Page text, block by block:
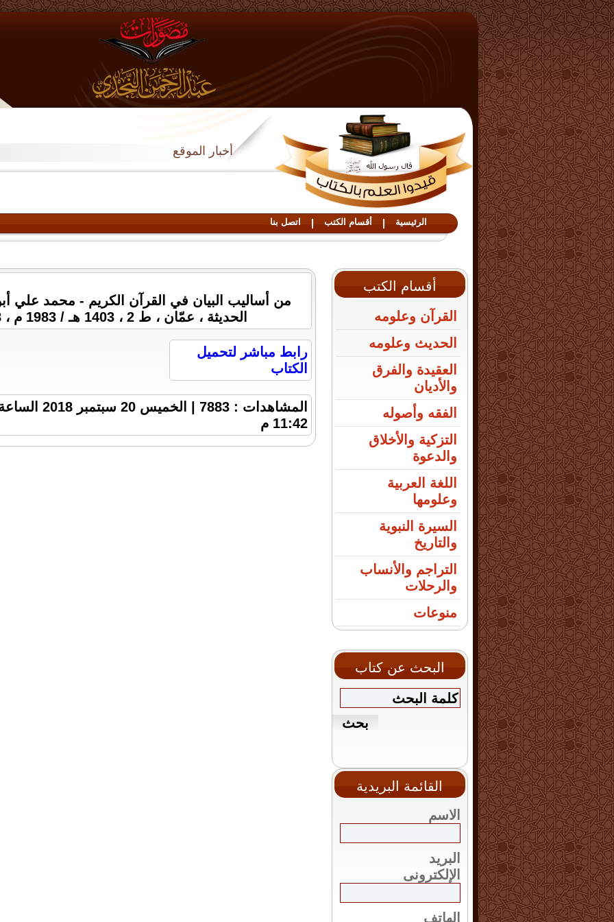
أخبار الموقع
الرئيسية | أقسام الكتب | اتصل بنا
أقسام الكتب
القرآن وعلومه
الحديث وعلومه
العقيدة والفرق
والأديان
الفقه وأصوله
التزكية والأخلاق
والدعوة
اللغة العربية
وعلومها
السيرة النبوية
والتاريخ
التراجم والأنساب
والرحلات
منوعات
البحث عن كتاب
القائمة البريدية
الاسم
البريد
الإلكترونى
الهاتف
من أساليب البيان في القرآن الكريم - محمد علي
الحديثة ، عمّان ، ط 2 ، 1403 هـ / 1983 م ، 168 ص ، 3 M .
رابط مباشر لتحميل
الكتاب
المشاهدات : 7883 | الخميس 20 سبتمبر 2018
11:42 م